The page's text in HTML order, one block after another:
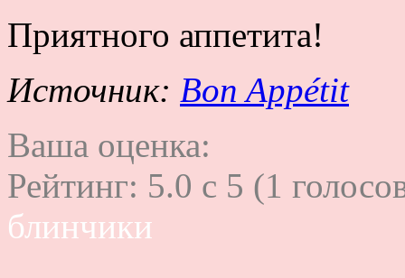
Приятного аппетита!
Источник: Bon Appétit
Ваша оценка:
Рейтинг: 5.0 c 5 (1
блинчики